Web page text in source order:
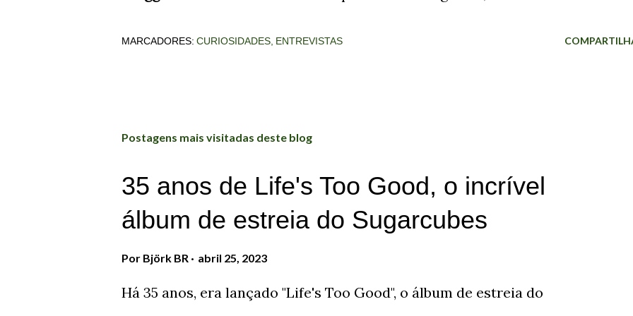
MARCADORES: CURIOSIDADES ENTREVISTAS
Postagens mais visitadas deste blog
35 anos de Life's Too Good, o incrível
álbum de estreia do Sugarcubes
Por Björk BR abril 25, 2023
Há 35 anos, era lançado "Life's Too Good", o álbum de estreia do